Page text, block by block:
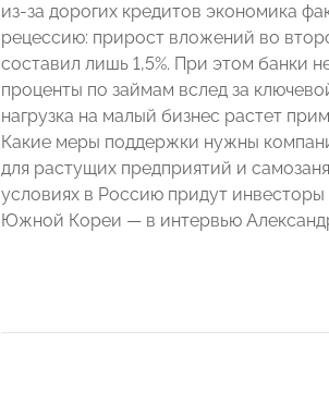
из-за дорогих кредитов экономика
рецессию: прирост вложений во
составил лишь 1,5%. При этом банки
проценты по займам вслед за
нагрузка на малый бизнес растет
Какие меры поддержки нужны
для растущих предприятий и
условиях в Россию придут инвесторы
Южной Кореи — в интервью